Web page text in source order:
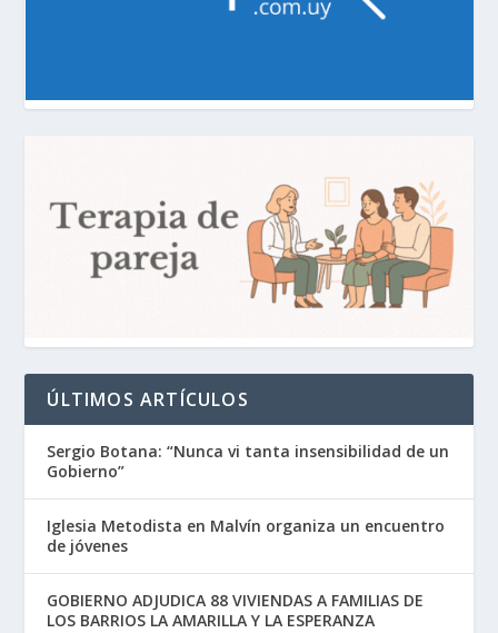
ÚLTIMOS ARTÍCULOS
Sergio Botana: “Nunca vi tanta insensibilidad de un
Gobierno”
Iglesia Metodista en Malvín organiza un encuentro
de jóvenes
GOBIERNO ADJUDICA 88 VIVIENDAS A FAMILIAS DE
LOS BARRIOS LA AMARILLA Y LA ESPERANZA